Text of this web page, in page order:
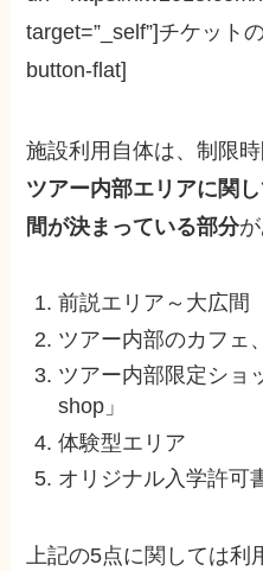
target=”_self”]チケット
button-flat]
施設利用自体は、制限
ツアー内部エリアに関
間が決まっている部分
前説エリア～大広間
ツアー内部のカフェ
ツアー内部限定ショ
shop」
体験型エリア
オリジナル入学許可
上記の5点に関しては利